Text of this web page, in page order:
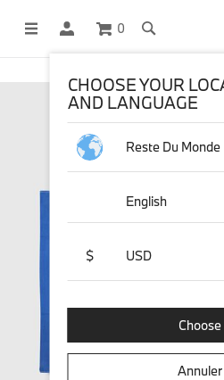
0
BOUTIQUE EN LIGNE GÉRÉE
CHOOSE YOUR
AND LANGUAGE
Reste Du Monde
English
$ USD
Choose
Annuler